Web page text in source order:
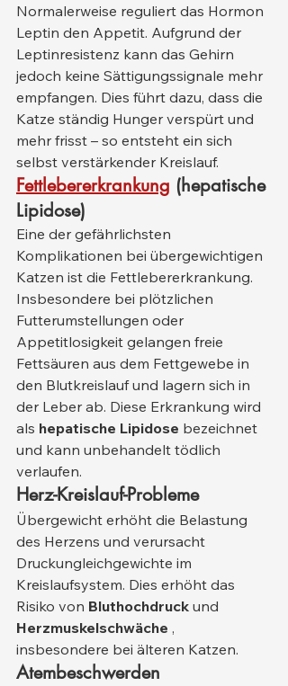
Normalerweise reguliert das Hormon
Leptin den Appetit. Aufgrund der
Leptinresistenz kann das Gehirn
jedoch keine Sättigungssignale mehr
empfangen. Dies führt dazu, dass die
Katze ständig Hunger verspürt und
mehr frisst – so entsteht ein sich
selbst verstärkender Kreislauf.
Fettlebererkrankung (hepatische
Lipidose)
Eine der gefährlichsten
Komplikationen bei übergewichtigen
Katzen ist die Fettlebererkrankung.
Insbesondere bei plötzlichen
Futterumstellungen oder
Appetitlosigkeit gelangen freie
Fettsäuren aus dem Fettgewebe in
den Blutkreislauf und lagern sich in
der Leber ab. Diese Erkrankung wird
als hepatische Lipidose bezeichnet
und kann unbehandelt tödlich
verlaufen.
Herz-Kreislauf-Probleme
Übergewicht erhöht die Belastung
des Herzens und verursacht
Druckungleichgewichte im
Kreislaufsystem. Dies erhöht das
Risiko von Bluthochdruck und
Herzmuskelschwäche ,
insbesondere bei älteren Katzen.
Atembeschwerden